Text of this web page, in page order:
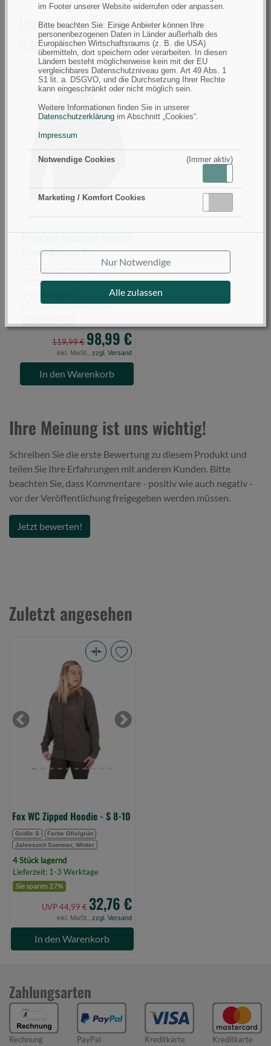
im Footer unserer Website widerrufen oder anpassen.
Bitte beachten Sie: Einige Anbieter können Ihre
personenbezogenen Daten in Länder außerhalb des
Europäischen Wirtschaftsraums (z. B. die USA)
übermitteln, dort speichern oder verarbeiten. In diesen
Ländern besteht möglicherweise kein mit der EU
vergleichbares Datenschutzniveau gem. Art 49 Abs. 1
S1 lit. a. DSGVO, und die Durchsetzung Ihrer Rechte
kann eingeschränkt oder nicht möglich sein.
Weitere Informationen finden Sie in unserer
Datenschutzerklärung im Abschnitt „Cookies“.
Impressum
Notwendige Cookies (Immer aktiv)
Marketing / Komfort Cookies
Nur Notwendige
Alle zulassen
Unsere Empfehlungen in der
Kategorie Pullover/Hoodies
Pinewood
Hurricane
Brown
Melange
Pinewood Hurricane Sweater
Brown Melange M
Jahreszeit Winter
Lieferzeit: 1-3 Werktage
119,99 € 98,99 €
inkl. MwSt., zzgl. Versand
In den Warenkorb
Ihre Meinung ist uns wichtig!
Schreiben Sie die erste Bewertung zu diesem Produkt und
teilen Sie Ihre Erfahrungen mit anderen Kunden. Bitte
beachten Sie, dass Kommentare - positiv wie auch negativ -
vor der Veröffentlichung freigegeben werden müssen.
Jetzt bewerten!
Zuletzt angesehen
Hoodie
- Previous Next
Fox WC Zipped Hoodie - S 8-10
Größe S
Farbe Oliv/grün
Jahreszeit Sommer, Winter
4 Stück lagernd
Lieferzeit: 1-3 Werktage
Sie sparen 27%
UVP 44,99 € 32,76 €
inkl. MwSt., zzgl. Versand
In den Warenkorb
Zahlungsarten
Rechnung PayPal Kreditkarte Kreditkarte